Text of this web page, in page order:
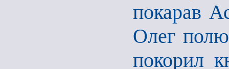
покарав
Олег
покорил